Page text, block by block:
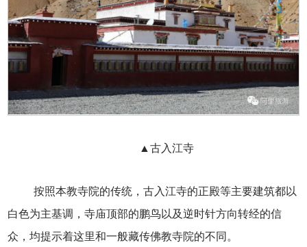
▲古入江寺
按照本教寺院的传统，古入江寺的正殿等主要建筑都以
白色为主基调，寺庙顶部的鹏鸟以及逆时针方向转经的信
众，均提示着这里和一般藏传佛教寺院的不同。